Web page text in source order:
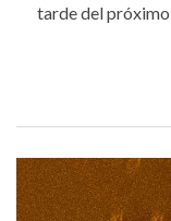
tarde del